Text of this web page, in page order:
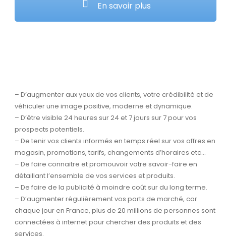
En savoir plus
– D’augmenter aux yeux de vos clients, votre crédibilité et de
véhiculer une image positive, moderne et dynamique.
– D’être visible 24 heures sur 24 et 7 jours sur 7 pour vos
prospects potentiels.
– De tenir vos clients informés en temps réel sur vos offres en
magasin, promotions, tarifs, changements d’horaires etc…
– De faire connaitre et promouvoir votre savoir-faire en
détaillant l’ensemble de vos services et produits.
– De faire de la publicité à moindre coût sur du long terme.
– D’augmenter régulièrement vos parts de marché, car
chaque jour en France, plus de 20 millions de personnes sont
connectées à internet pour chercher des produits et des
services.